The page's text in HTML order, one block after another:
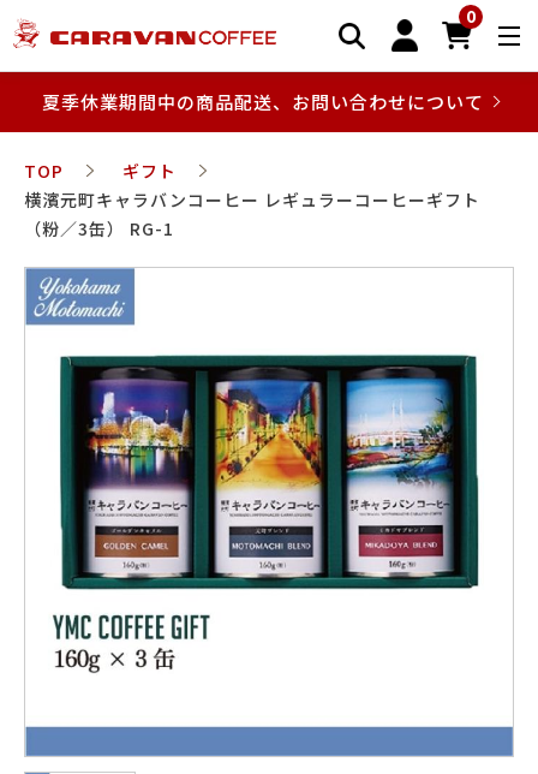
0
夏季休業期間中の商品配送、お問い合わせについて
TOP
ギフト
横濱元町キャラバンコーヒー レギュラーコーヒーギフト
（粉／3缶） RG-1